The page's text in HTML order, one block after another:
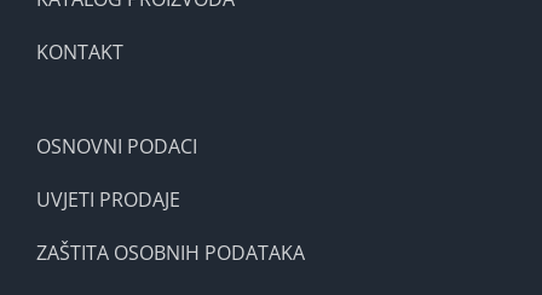
KONTAKT
OSNOVNI PODACI
UVJETI PRODAJE
ZAŠTITA OSOBNIH PODATAKA